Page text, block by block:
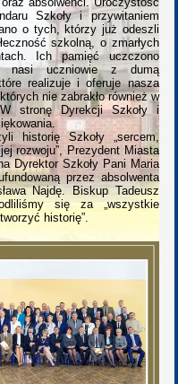
Szkoły i przywitaniem
o tych, którzy już odeszli
szkolną, o zmarłych
Ich pamięć uczczono
nasi uczniowie z dumą
realizuje i oferuje nasza
nie zabrakło również w
stronę Dyrekcji Szkoły i
historię Szkoły „sercem,
rozwoju”, Prezydent Miasta
Dyrektor Szkoły Pani Maria
przez absolwenta
Najdę. Biskup Tadeusz
się za „wszystkie
historię”.